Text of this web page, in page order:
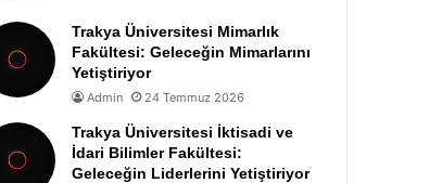
Trakya Üniversitesi Mimarlık
Fakültesi: Geleceğin Mimarlarını
Yetiştiriyor
Admin 24 Temmuz 2026
Trakya Üniversitesi İktisadi ve
İdari Bilimler Fakültesi:
Geleceğin Liderlerini Yetiştiriyor